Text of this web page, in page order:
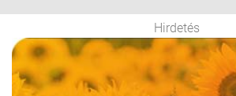
Hirdetés